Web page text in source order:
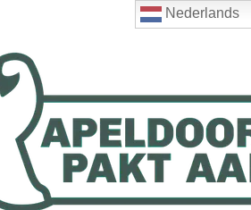
Nederlands